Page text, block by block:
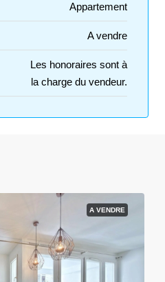
Appartement
A vendre
Les honoraires sont à
la charge du vendeur.
A VENDRE